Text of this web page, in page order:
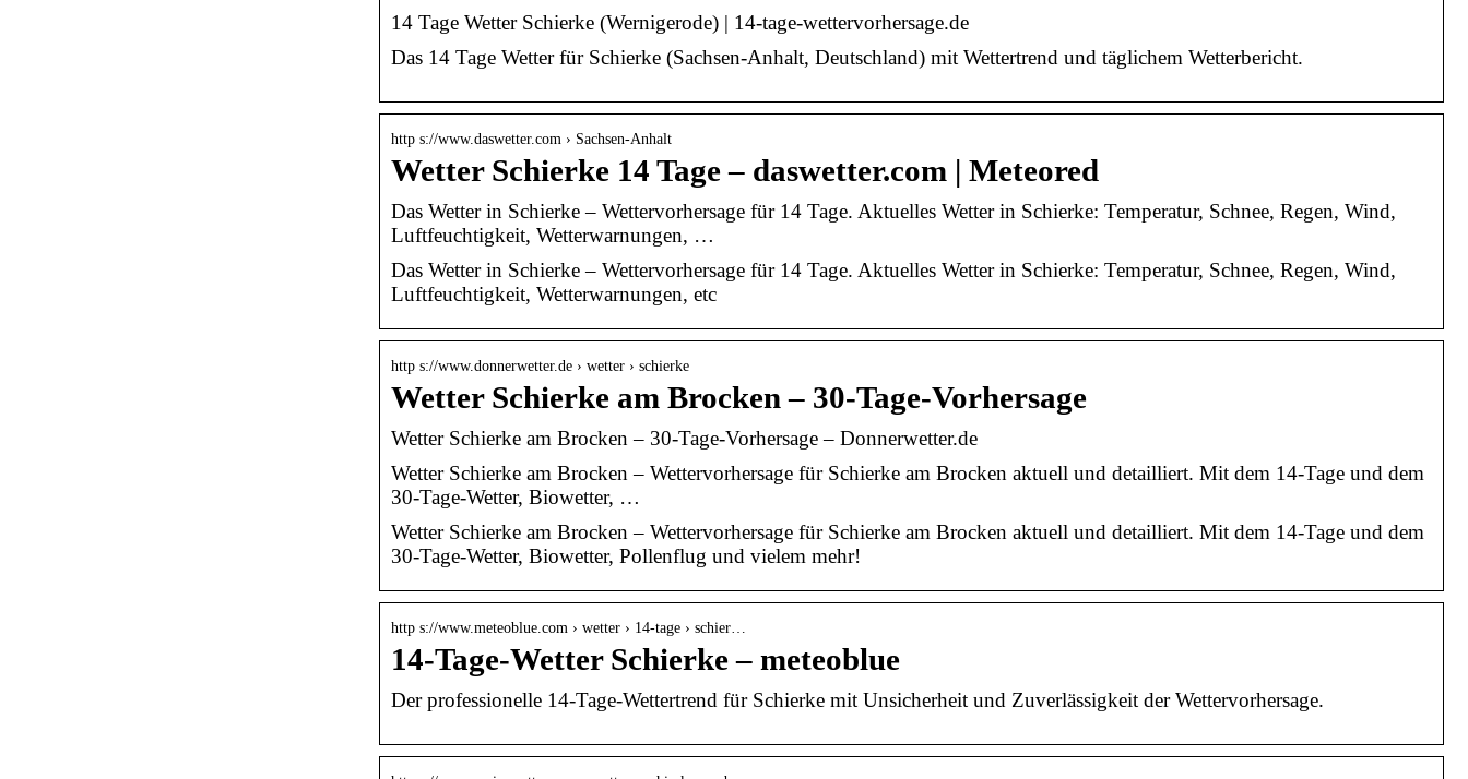
14 Tage Wetter Schierke (Wernigerode) | 14-tage-wettervorhersage.de
Das 14 Tage Wetter für Schierke (Sachsen-Anhalt, Deutschland) mit Wettertrend und täglichem Wetterbericht.
http s://www.daswetter.com › Sachsen-Anhalt
Wetter Schierke 14 Tage – daswetter.com | Meteored
Das Wetter in Schierke – Wettervorhersage für 14 Tage. Aktuelles Wetter in Schierke: Temperatur, Schnee, Regen, Wind,
Luftfeuchtigkeit, Wetterwarnungen, …
Das Wetter in Schierke – Wettervorhersage für 14 Tage. Aktuelles Wetter in Schierke: Temperatur, Schnee, Regen, Wind,
Luftfeuchtigkeit, Wetterwarnungen, etc
http s://www.donnerwetter.de › wetter › schierke
Wetter Schierke am Brocken – 30-Tage-Vorhersage
Wetter Schierke am Brocken – 30-Tage-Vorhersage – Donnerwetter.de
Wetter Schierke am Brocken – Wettervorhersage für Schierke am Brocken aktuell und detailliert. Mit dem 14-Tage und dem
30-Tage-Wetter, Biowetter, …
Wetter Schierke am Brocken – Wettervorhersage für Schierke am Brocken aktuell und detailliert. Mit dem 14-Tage und dem
30-Tage-Wetter, Biowetter, Pollenflug und vielem mehr!
http s://www.meteoblue.com › wetter › 14-tage › schier…
14-Tage-Wetter Schierke – meteoblue
Der professionelle 14-Tage-Wettertrend für Schierke mit Unsicherheit und Zuverlässigkeit der Wettervorhersage.